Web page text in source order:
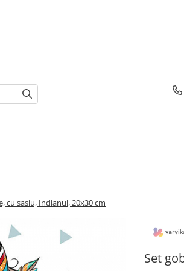
cu sasiu, Indianul, 20x30 cm
Set